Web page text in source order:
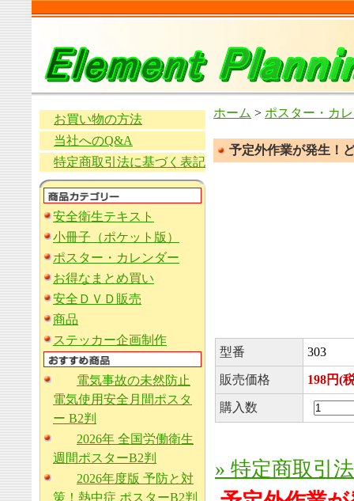
お買い物の方法
当社へのQ&A
特定商取引法に基づく表記
安全衛生テキスト
小冊子（ポケット版）
ポスター・カレンダー
お得なまとめ買い
安全ＤＶＤ販売
商品
ステッカー企画制作
電気事故の未然防止
電気使用安全月間ポスタ
ー B2判
2026年 全国労働衛生
週間ポスターB2判
2026年度版 予防と対
策！熱中症 ポスターB2判
ホーム > ポスター・カ
予定外作業が発生！
型番 303
販売価格 198円(
購入数
» 特定商取引